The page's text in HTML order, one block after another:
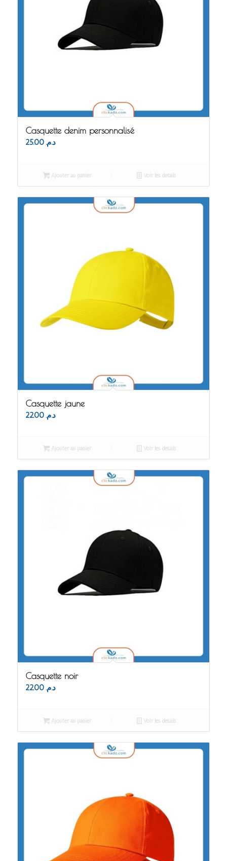
Casquette denim personnalisé
د.م. 25.00
Ajouter au panier Voir les détails
Casquette jaune
د.م. 22.00
Ajouter au panier Voir les détails
Casquette noir
د.م. 22.00
Ajouter au panier Voir les détails